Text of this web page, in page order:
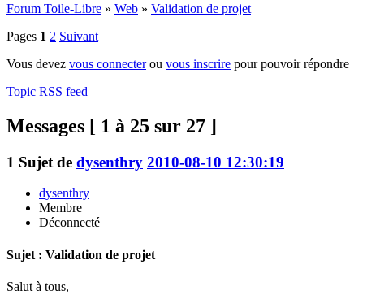
Forum Toile-Libre » Web » Validation de projet
Pages 1 2 Suivant
Vous devez vous connecterou vous inscrire pour pouvoir répondre
Topic RSS feed
Messages [ 1 à 25 sur 27 ]
1 Sujet de dysenthry 2010-08-10 12:30:19
dysenthry
Membre
Déconnecté
Sujet : Validation de projet
Salut à tous,